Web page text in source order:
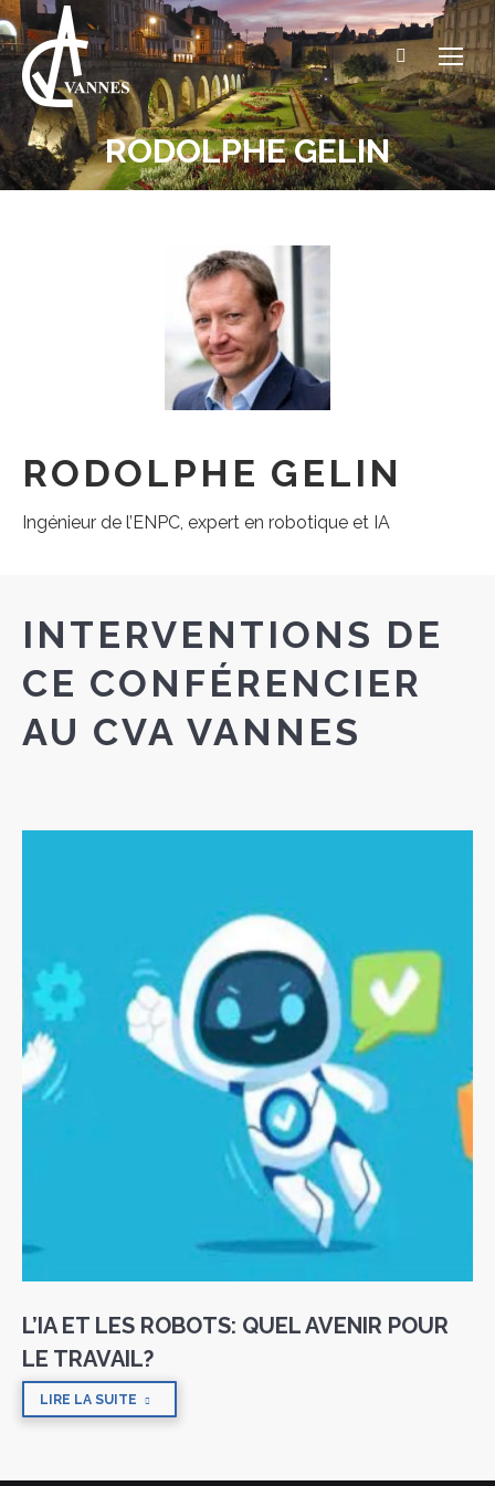
Recherche
:
RODOLPHE GELIN
Vous êtes ici :
RODOLPHE GELIN
Ingénieur de l’ENPC, expert en robotique et IA
INTERVENTIONS DE
CE CONFÉRENCIER
AU CVA VANNES
L’IA ET LES ROBOTS: QUEL AVENIR POUR
LE TRAVAIL?
LIRE LA SUITE